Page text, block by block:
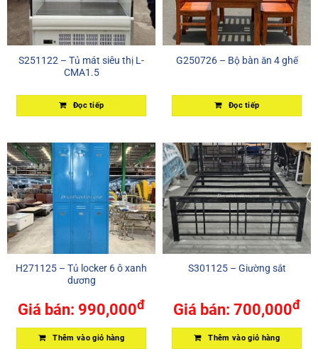
S251122 – Tủ mát siêu thị L-
CMA1.5
Đọc tiếp
G250726 – Bộ bàn ăn 4 ghế
Đọc tiếp
H271125 – Tủ locker 6 ô xanh
dương
Giá bán: 990,000đ
Thêm vào giỏ hàng
S301125 – Giường sắt
Giá bán: 700,000đ
Thêm vào giỏ hàng